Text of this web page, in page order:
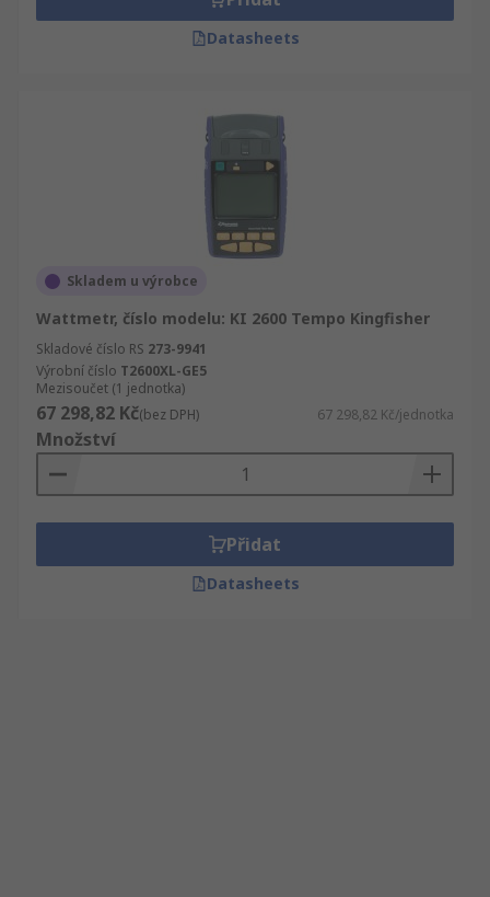
Datasheets
Skladem u výrobce
Wattmetr, číslo modelu: KI 2600 Tempo Kingfisher
Skladové číslo RS 273-9941
Výrobní číslo T2600XL-GE5
Mezisoučet (1 jednotka)
67 298,82 Kč(bez DPH) 67 298,82 Kč/jednotka
Množství
Přidat
Datasheets